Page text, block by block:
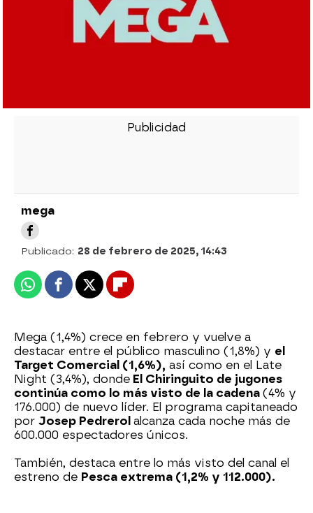
mega
Publicado: 28 de febrero de 2025, 14:43
WhatsappFacebook
X Flipboard
Mega (1,4%) crece en febrero y vuelve a
destacar entre el público masculino (1,8%) y el
Target Comercial (1,6%), así como en el Late
Night (3,4%), donde El Chiringuito de jugones
continúa como lo más visto de la cadena (4% y
176.000) de nuevo líder. El programa capitaneado
por Josep Pedrerol alcanza cada noche más de
600.000 espectadores únicos.
También, destaca entre lo más visto del canal el
estreno de Pesca extrema (1,2% y 112.000).